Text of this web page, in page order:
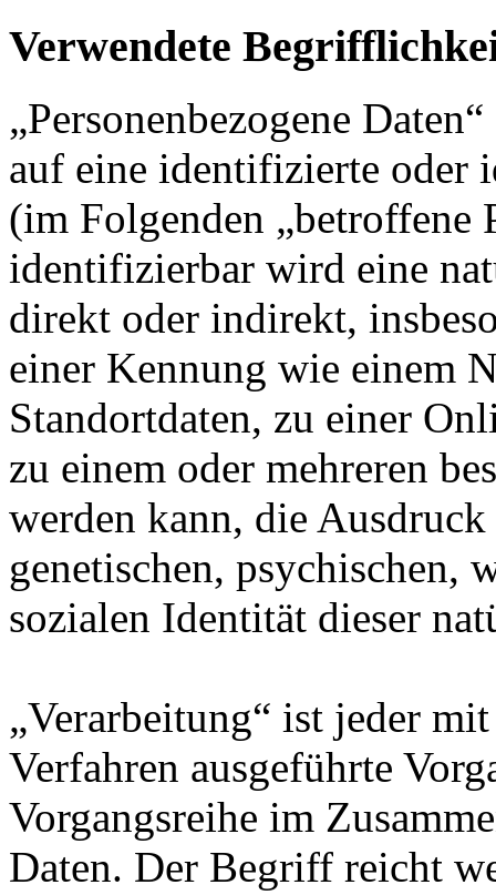
Verwendete
„Personenbezogene
auf eine identifizierte oder
(im Folgenden „betroffene
identifizierbar wird eine
direkt oder indirekt,
einer Kennung wie einem
Standortdaten, zu einer
zu einem oder mehreren
werden kann, die
genetischen, psychischen,
sozialen Identität dieser
„Verarbeitung“ ist jeder
Verfahren ausgeführte
Vorgangsreihe im
Daten. Der Begriff reicht